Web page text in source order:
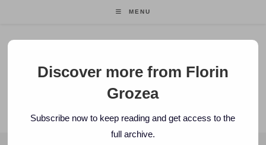
MENU
Florin Grozea
ENTREPRENEUR. FOUNDER/CEO MOCAPP.
Discover more from Florin
Grozea
Subscribe now to keep reading and get access to the
full archive.